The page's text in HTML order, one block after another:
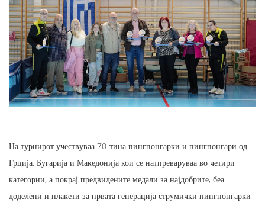
На турнирот учествуваа 70-тина пингпонгарки и пингпонгари од
Грција, Бугарија и Македонија кои се натпреваруваа во четири
категории, а покрај предвидените медали за најдобрите, беа
доделени и плакети за првата генерација струмички пингпонгарки